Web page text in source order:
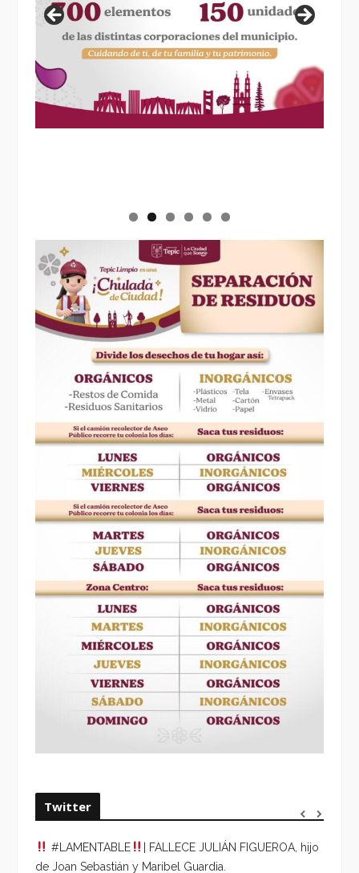
Twitter
#LAMENTABLE
| FALLECE JULIÁN FIGUEROA, hijo
de Joan Sebastián y Maribel Guardia.